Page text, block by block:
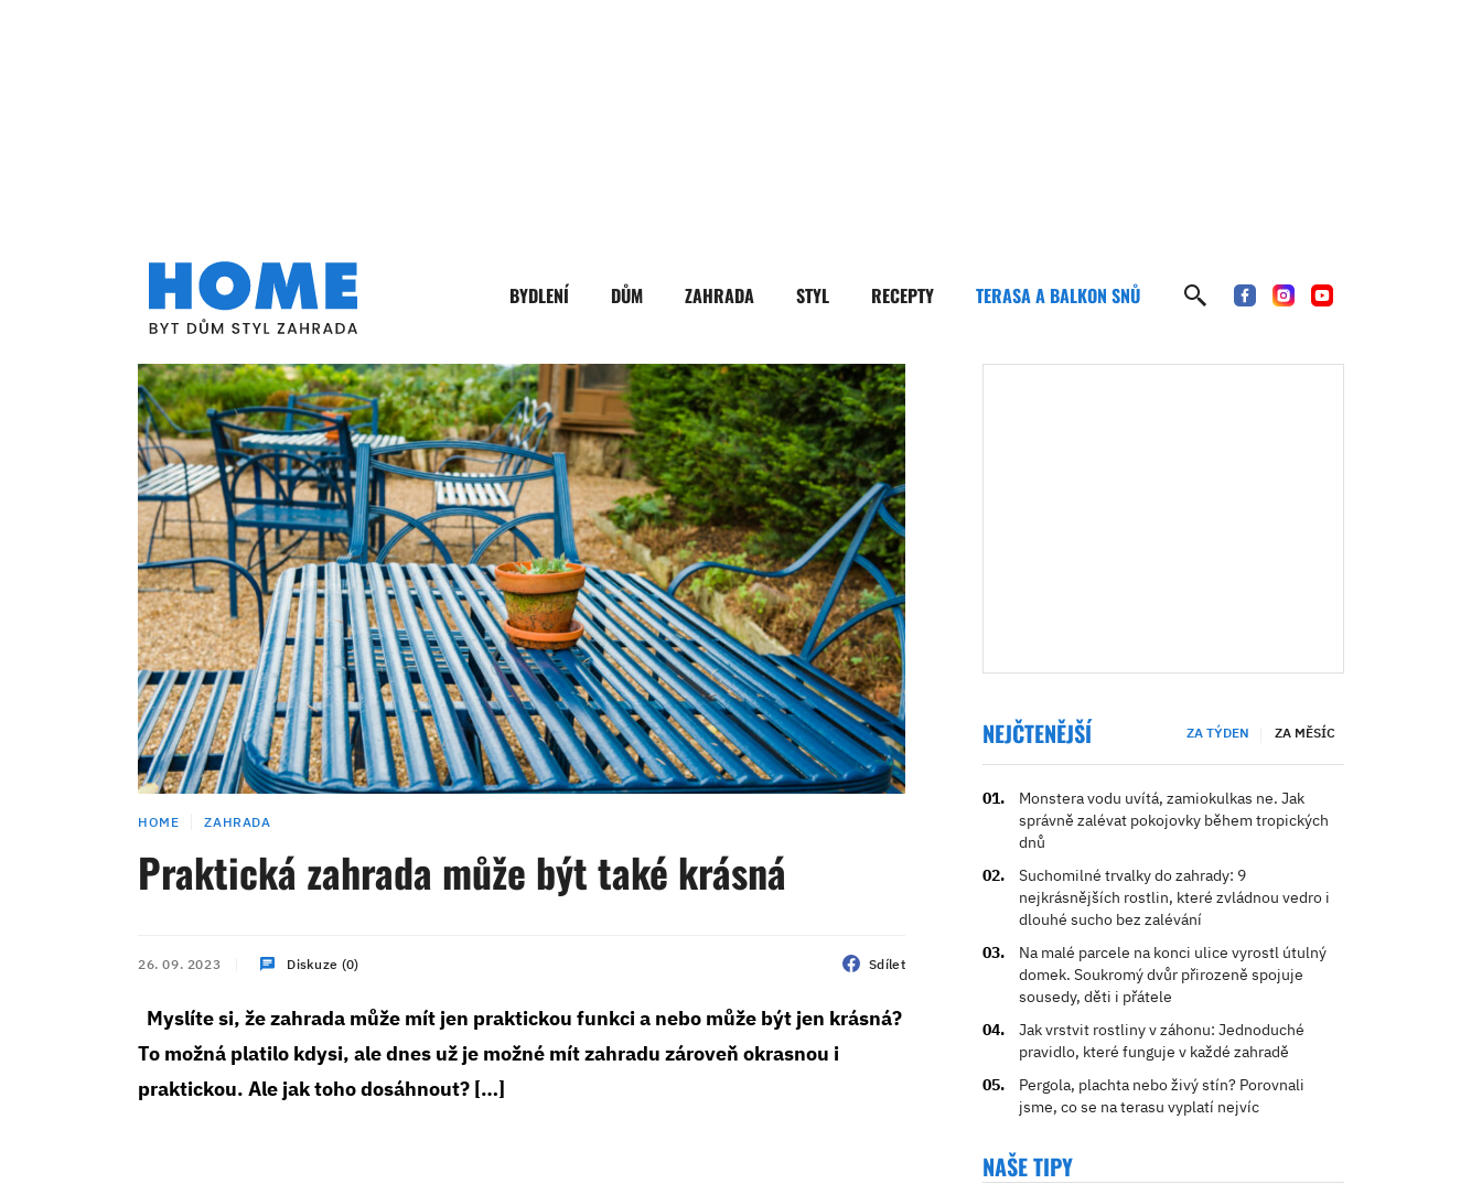
BYDLENÍ DŮM ZAHRADA STYL RECEPTY TERASA A BALKON SNŮ
HOME ZAHRADA
Praktická zahrada může být také krásná
26. 09. 2023 Diskuze (0) Sdílet
Myslíte si, že zahrada může mít jen praktickou funkci a nebo může být jen krásná?
To možná platilo kdysi, ale dnes už je možné mít zahradu zároveň okrasnou i
praktickou. Ale jak toho dosáhnout? […]
NEJČTENĚJŠÍ ZA TÝDEN ZA MĚSÍC
Monstera vodu uvítá, zamiokulkas ne. Jak
správně zalévat pokojovky během tropických
dnů
Suchomilné trvalky do zahrady: 9
nejkrásnějších rostlin, které zvládnou vedro i
dlouhé sucho bez zalévání
Na malé parcele na konci ulice vyrostl útulný
domek. Soukromý dvůr přirozeně spojuje
sousedy, děti i přátele
Jak vrstvit rostliny v záhonu: Jednoduché
pravidlo, které funguje v každé zahradě
Pergola, plachta nebo živý stín? Porovnali
jsme, co se na terasu vyplatí nejvíc
NAŠE TIPY